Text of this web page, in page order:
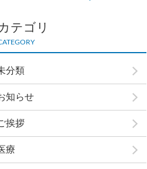
テゴリ
分類
知らせ
挨拶
療